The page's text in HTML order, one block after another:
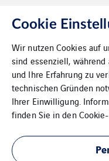
Kontakt
Datenschutz
Cookie
Wir nutzen Cookies auf
sind essenziell,
und Ihre Erfahrung zu
technischen Gründen
Ihrer Einwilligung.
finden Sie in den